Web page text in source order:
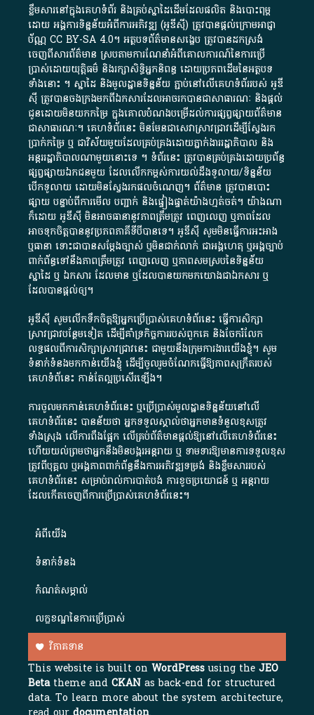
ខ្លឹមសារ​នៅ​ក្នុង​គេហទំព័រ និង​គ្រប់​ស្នា​ដៃ​ដើម​ដែល​ផលិត​ និង​បោះពុម្ព​
ដោយ​ អង្គការ​ទិន្នន័យ​អំពី​ការអភិវឌ្ឍ​​ (អូ​ឌី​ស៊ី)​ ត្រូវ​បាន​ផ្តល់​ក្រោម​អាជ្ញា
ប័ណ្ណ​CC BY-SA 4.0។​ អត្ថបទ​ព័ត៌មាន​សង្ខេប​ ត្រូវ​បាន​ដកស្រង់​
ចេញពី​សារព័ត៌មាន ស្របតាមការ​ណែនាំ​អំពី​គោលការណ៍​នៃ​ការ​ប្រើ
ប្រាស់​ដោយ​យុត្តិធម៌​ និង​រក្សាសិទ្ធិអ្នកនិពន្ធ ដោយ​ប្រភពដើម​នៃ​​អត្ថបទ
ទាំង​នោះ​ ។​ ស្នាដៃ​ និង​មូលដ្ឋាន​ទិន្នន័យ ​ភ្ជាប់​នៅ​លើ​គេហទំព័រ​របស់​ អូ​ឌី​
ស៊ី​ ត្រូវ​បាន​ចងក្រង​មក​ពី​ឯកសារ​ដែល​អាច​រក​បានជា​សាធារណៈ​ និង​ផ្តល់​
ជូន​ដោយ​មិន​យក​កម្រៃ​ ក្នុង​គោលបំណង​បម្រើ​ដល់ការ​ផ្សព្វផ្សាយ​ព័ត៌មាន​
ជា​សាធារណៈ​។​ គេហទំព័រ​នេះ​ មិនមែន​ជា​សេវា​ស្រាវជ្រាវ​ដើម្បី​ស្វែងរក
ប្រាក់​កម្រៃ​ ឬ​ ជា​វិស័យ​មួយ​ដែល​គ្រប់គ្រង​ដោយ​ភ្នាក់ងារ​រដ្ឋាភិបាល​ និង ​
អន្តររដ្ឋាភិបាល​ណាមួយ​នោះ​ទេ ​។​ ទំព័រ​នេះ​ ត្រូវ​បាន​គ្រប់គ្រង​ដោយ​ប្រព័ន្ធ​
ផ្សព្វផ្សាយ​ឯកជន​មួយ​ ដែល​លើកកម្ពស់​ការ​យល់​ដឹង​ទូលាយ​/​ទិន្នន័យ​
បើក​ទូលាយ​ ដោយ​មិនស្វែង​រក​ផល​ចំណេញ​។​ ព័ត៌មាន​ ត្រូវ​បាន​បោះ
ផ្សាយ​ បន្ទាប់​ពី​ការ​មើល​ បញ្ជាក់​ និង​ផ្ទៀងផ្ទាត់​យ៉ាង​ហ្មត់ចត់​។​ យ៉ាងណា​
ក៏​ដោយ​ អូ​ឌី​ស៊ី​ មិន​អាច​ធានា​នូវ​ភាព​ត្រឹមត្រូវ​ ពេញលេញ​ ឬ​ភាព​ដែល​
អាច​ទុកចិត្ត​បាននូវ​ប្រភព​ភាគី​ទី​បី​បាន​ទេ​។​ អូ​ឌី​ស៊ី​ សូម​មិន​ធ្វើការ​អះអាង​
ឬ​ធានា​ ទោះជា​បាន​សម្តែង​ច្បាស់​ ឬ​មិន​ជាក់លាក់​ ជា​អង្គហេតុ​ ឬ​អង្គច្បាប់​
ពាក់ព័ន្ធ​ទៅ​នឹង​ភាព​ត្រឹមត្រូវ​ ពេញលេញ​ ឬ​ភាព​សម​ស្រប​នៃ​ទិន្នន័យ​
ស្នាដៃ​ ឬ​ ឯកសារ​ ដែល​មាន​ ឬ​ដែល​បាន​យក​មក​យោង​ជា​ឯកសារ​ ឬ​
ដែល​បាន​ផ្តល់​ឲ្យ​។
អូឌីស៊ី សូមលើកទឹកចិត្តឱ្យអ្នកប្រើប្រាស់គេហទំព័រនេះ ធ្វើការសិក្សា
ស្រាវជ្រាវបន្ថែមទៀត ដើម្បីគាំទ្រកិច្ចការ​របស់ពួកគេ និងចែករំលែក
លទ្ធផលពីការសិក្សាស្រាវជ្រាវនេះ ជាមួយនឹងក្រុមការងារយើងខ្ញុំ។ សូម
ទំនាក់ទំនងមកកាន់យើងខ្ញុំ ដើម្បីចូលរួមចំណែកធ្វើឱ្យភាពសុក្រឹតរបស់
គេហទំព័នេះ កាន់តែល្អប្រសើរឡើង។
ការចូលមកកាន់គេហទំព័រនេះ ឬប្រើប្រាស់មូលដ្ឋានទិន្នន័យនៅលើ
គេហទំព័រនេះ បានន័យថា អ្នកទទួលស្គាល់ថាអ្នកមានទំនួលខុសត្រូវ
ទាំងស្រុង លើការពឹងផ្អែក លើគ្រប់ព័ត៌មានផ្តល់ឱ្យនៅលើគេហទំព័រនេះ
ហើយយល់ព្រមថាអ្នកនឹងមិនបង្ករអន្តរាយ ឬ ទាមទារ​ឱ្យមានការទទួលខុស​
ត្រូវពីបុគ្គល ឬអង្គភាពពាក់ព័ន្ធនឹងការអភិវឌ្ឍទម្រង់ និងខ្លឹមសាររបស់
គេហទំព័រនេះ សម្រាប់រាល់ការបាត់បង់ ការខូចប្រយោជន៍ ឬ អន្តរាយ
ដែលកើតចេញពីការប្រើប្រាស់គេហទំព័រនេះ។
អំពី​យើង​
ទំនាក់ទំនង
កំណត់សម្គាល់
លក្ខខណ្ឌនៃការប្រើប្រាស់
វិភាគទាន
This website is built onWordPressusing theJEO
Betatheme andCKAN as back-end for structured
data. To learn more about the system architecture,